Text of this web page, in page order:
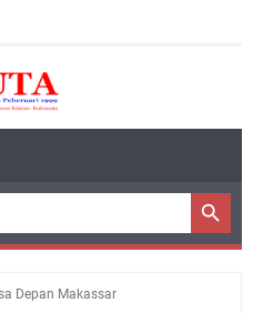
Depan Makassar